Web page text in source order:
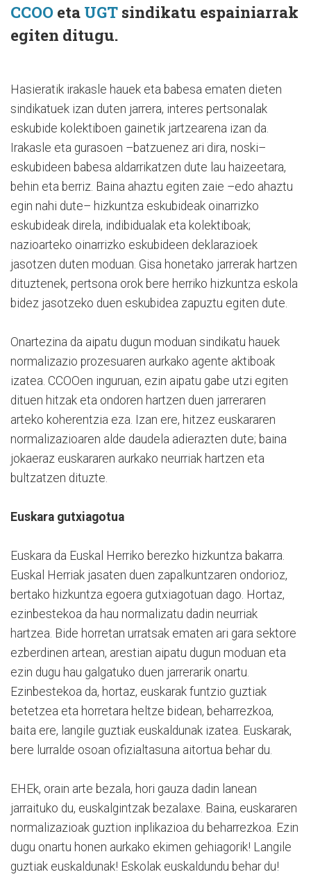
CCOO eta UGT sindikatu espainiarrak
egiten ditugu.
Hasieratik irakasle hauek eta babesa ematen dieten
sindikatuek izan duten jarrera, interes pertsonalak
eskubide kolektiboen gainetik jartzearena izan da.
Irakasle eta gurasoen –batzuenez ari dira, noski–
eskubideen babesa aldarrikatzen dute lau haizeetara,
behin eta berriz. Baina ahaztu egiten zaie –edo ahaztu
egin nahi dute– hizkuntza eskubideak oinarrizko
eskubideak direla, indibidualak eta kolektiboak;
nazioarteko oinarrizko eskubideen deklarazioek
jasotzen duten moduan. Gisa honetako jarrerak hartzen
dituztenek, pertsona orok bere herriko hizkuntza eskola
bidez jasotzeko duen eskubidea zapuztu egiten dute.
Onartezina da aipatu dugun moduan sindikatu hauek
normalizazio prozesuaren aurkako agente aktiboak
izatea. CCOOen inguruan, ezin aipatu gabe utzi egiten
dituen hitzak eta ondoren hartzen duen jarreraren
arteko koherentzia eza. Izan ere, hitzez euskararen
normalizazioaren alde daudela adierazten dute; baina
jokaeraz euskararen aurkako neurriak hartzen eta
bultzatzen dituzte.
Euskara gutxiagotua
Euskara da Euskal Herriko berezko hizkuntza bakarra.
Euskal Herriak jasaten duen zapalkuntzaren ondorioz,
bertako hizkuntza egoera gutxiagotuan dago. Hortaz,
ezinbestekoa da hau normalizatu dadin neurriak
hartzea. Bide horretan urratsak ematen ari gara sektore
ezberdinen artean, arestian aipatu dugun moduan eta
ezin dugu hau galgatuko duen jarrerarik onartu.
Ezinbestekoa da, hortaz, euskarak funtzio guztiak
betetzea eta horretara heltze bidean, beharrezkoa,
baita ere, langile guztiak euskaldunak izatea. Euskarak,
bere lurralde osoan ofizialtasuna aitortua behar du.
EHEk, orain arte bezala, hori gauza dadin lanean
jarraituko du, euskalgintzak bezalaxe. Baina, euskararen
normalizazioak guztion inplikazioa du beharrezkoa. Ezin
dugu onartu honen aurkako ekimen gehiagorik! Langile
guztiak euskaldunak! Eskolak euskaldundu behar du!